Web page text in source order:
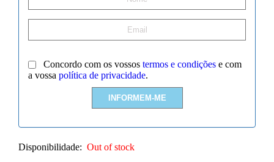
Concordo com os vossos termos e condições e com
a vossa política de privacidade.
Disponibilidade: Out of stock